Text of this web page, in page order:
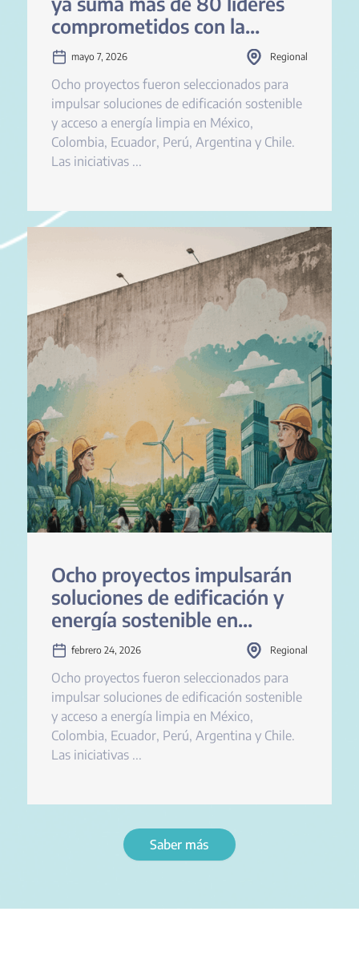
comprometidos con la
construcción baja en carbono
mayo 7, 2026 Regional
Ocho proyectos fueron seleccionados para
impulsar soluciones de edificación sostenible
y acceso a energía limpia en México,
Colombia, Ecuador, Perú, Argentina y Chile.
Las iniciativas ...
Ocho proyectos impulsarán
soluciones de edificación y
energía sostenible en
América Latina
febrero 24, 2026 Regional
Ocho proyectos fueron seleccionados para
impulsar soluciones de edificación sostenible
y acceso a energía limpia en México,
Colombia, Ecuador, Perú, Argentina y Chile.
Las iniciativas ...
Saber más